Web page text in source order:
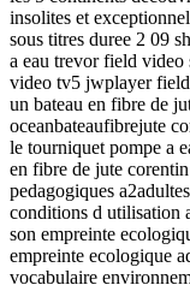
insolites et
sous titres duree 2 09
a eau trevor field video
video tv5 jwplayer field
un bateau en fibre de
oceanbateaufibrejute
le tourniquet pompe a
en fibre de jute
pedagogiques
conditions d utilisation
son empreinte
empreinte ecologique
vocabulaire